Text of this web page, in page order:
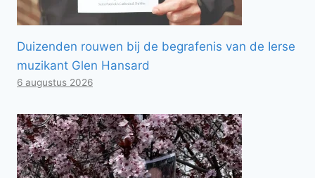
Duizenden rouwen bij de begrafenis van de Ierse
muzikant Glen Hansard
6 augustus 2026